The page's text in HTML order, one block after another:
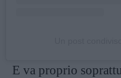
E va proprio